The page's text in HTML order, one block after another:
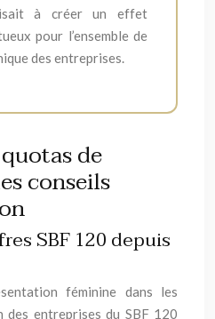
à créer un effet
pour l’ensemble de
des entreprises.
de
conseils
SBF 120 depuis
féminine dans les
des entreprises du SBF 120